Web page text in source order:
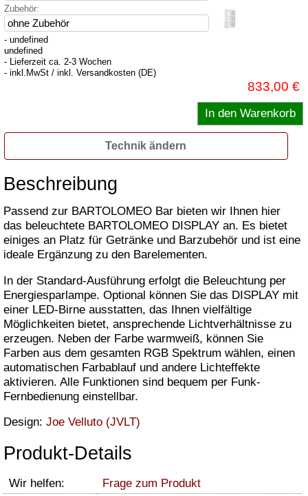
Zubehör:
- undefined
undefined
- Lieferzeit ca. 2-3 Wochen
- inkl.MwSt / inkl. Versandkosten (DE)
833,00 €
Technik ändern
Beschreibung
Passend zur BARTOLOMEO Bar bieten wir Ihnen hier
das beleuchtete BARTOLOMEO DISPLAY an. Es bietet
einiges an Platz für Getränke und Barzubehör und ist eine
ideale Ergänzung zu den Barelementen.
In der Standard-Ausführung erfolgt die Beleuchtung per
Energiesparlampe. Optional können Sie das DISPLAY mit
einer LED-Birne ausstatten, das Ihnen vielfältige
Möglichkeiten bietet, ansprechende Lichtverhältnisse zu
erzeugen. Neben der Farbe warmweiß, können Sie
Farben aus dem gesamten RGB Spektrum wählen, einen
automatischen Farbablauf und andere Lichteffekte
aktivieren. Alle Funktionen sind bequem per Funk-
Fernbedienung einstellbar.
Design: Joe Velluto (JVLT)
Produkt-Details
Wir helfen:
Frage zum Produkt